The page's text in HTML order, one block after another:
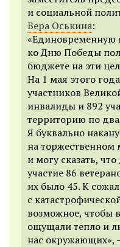
и социальной
Вера Оськина:
«Единовременную
ко Дню Победы
бюджете на эти
На 1 мая этого
участников
инвалиды и 892
территорию по
Я буквально
на торжественном
и могу сказать,
участие 86
их было 45. К
с
возможное, чтобы
ощущали тепло и
нас окружающих»,